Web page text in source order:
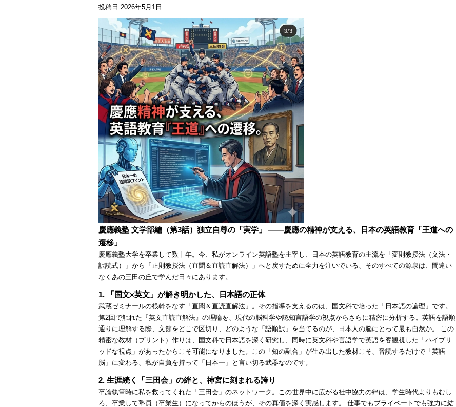
投稿日 2026年5月1日
慶應義塾 文学部編（第3話）独立自尊の「実学」 ——慶應の精神が支える、日本の英語教育 「王道への
遷移」
慶應義塾大学を卒業して数十年。今、私がオンライン英語塾を主宰し、日本の英語教育の主流を「変則教授法（文法・
訳読式）」から「正則教授法（直聞＆直読直解法）」へと戻すために全力を注いでいる、そのすべての源泉は、間違い
なくあの三田の丘で学んだ日々にあります。
1. 「国文×英文」が解き明かした、日本語の正体
武蔵ゼミナールの根幹をなす「直聞＆直読直解法」。その指導を支えるのは、国文科で培った「日本語の論理」です。
第2回で触れた『英文直読直解法』の理論を、現代の脳科学や認知言語学の視点からさらに精密に分析する。英語を語順
通りに理解する際、文節をどこで区切り、どのような「語順訳」を当てるのが、日本人の脳にとって最も自然か。 この
精密な教材（プリント）作りは、国文科で日本語を深く研究し、同時に英文科や言語学で英語を客観視した「ハイブリ
ッドな視点」があったからこそ可能になりました。この「知の融合」が生み出した教材こそ、音読するだけで「英語
脳」に変わる、私が自負を持って「日本一」と言い切る武器なのです。
2. 生涯続く「三田会」の絆と、神宮に刻まれる誇り
卒論執筆時に私を救ってくれた「三田会」のネットワーク。この世界中に広がる社中協力の絆は、学生時代よりもむし
ろ、卒業して塾員（卒業生）になってからのほうが、その真価を深く実感します。 仕事でもプライベートでも強力に結